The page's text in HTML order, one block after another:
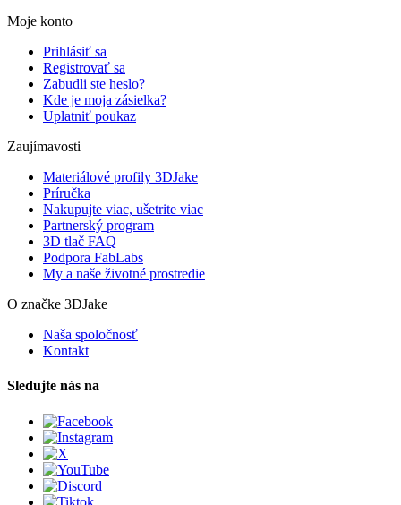
Moje konto
Prihlásiť sa
Registrovať sa
Zabudli ste heslo?
Kde je moja zásielka?
Uplatniť poukaz
Zaujímavosti
Materiálové profily 3DJake
Príručka
Nakupujte viac, ušetrite viac
Partnerský program
3D tlač FAQ
Podpora FabLabs
My a naše životné prostredie
O značke 3DJake
Naša spoločnosť
Kontakt
Sledujte nás na